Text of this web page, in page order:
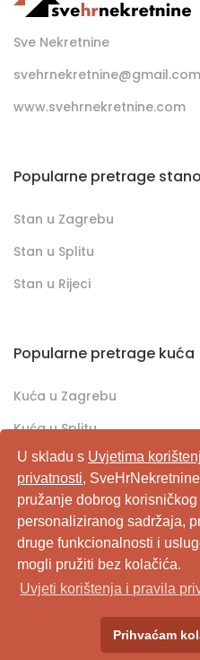
U skladu s Uvjetima
privatnosti,
pružanje dobrog
personaliziranog sadržaja,
druge funkcionalnosti i
mogli pružiti bez kolačića.
Uvjeti korištenja i pravila
Prihvaćam
Sve Nekretnine
svehrnekretnine@gmail.com
www.svehrnekretnine.com
Popularne pretrage
Stan u Zagrebu
Stan u Splitu
Stan u Rijeci
Popularne pretrage kuća
Kuća u Zagrebu
Kuća u Splitu
Kuća u Rijeci
SveHrNekretnine.com
pretraživač/oglašivač
kuća, vikendica, zemljište,
nekretnina,